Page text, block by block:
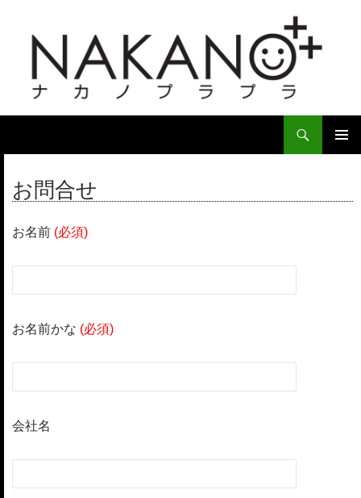
イ
テ
ン
へ
キ
お問合せ
お名前 (必須)
お名前かな (必須)
会社名